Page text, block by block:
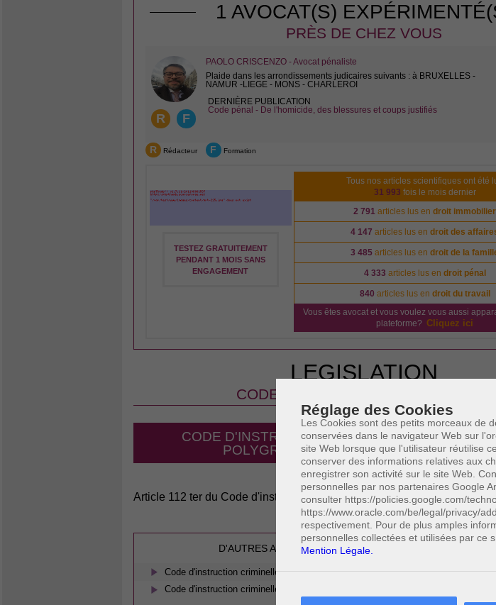
Réglage des Cookies
Les Cookies sont des petits morceaux de
conservées dans le navigateur Web sur
site Web lorsque que l'utilisateur réutilise
conserver des informations relatives aux
enregistrer son activité sur le site Web.
personnelles par nos partenaires Google
consulter https://policies.google.com/
https://www.oracle.com/be/legal/privacy/
respectivement. Pour de plus amples
personnelles collectées et utilisées par ce
Mention Légale.
1 AVOCAT(S)
PRÈS DE CHEZ VOUS
R F
PAOLO CRISCENZO - Avocat pénaliste
Plaide dans les arrondissements judicaires suivants : à BRUXELLES -
NAMUR -LIEGE - MONS - CHARLEROI
DERNIÈRE PUBLICATION
Code pénal - De l'homicide, des blessures et coups justifiés
R Rédacteur F Formation
TESTEZ GRATUITEMENT
PENDANT 1 MOIS SANS
ENGAGEMENT
Tous nos articles scientifiques ont été
31 993 fois le mois dernier
2 791 articles lus endroit immobilier
4 147 articles lus endroit des
3 485 articles lus endroit de la
4 333 articles lus en droit pénal
840 articles lus en droit du travail
Vous êtes avocat et vous voulez vous aussi
plateforme? Cliquez ici
LEGISLATION
CODE D'INSTRUCTION CRIMINELLE
CODE D'INSTRUCTION CRIMINELLE -
POLYGRAPHE AU COURS D'UNE
Article 112 ter du Code d'instruction criminelle
D'AUTRES ARTICLES SUSCEPTIBLES DE VOUS
Code d'instruction criminelle - L'utilisation du polygraphe au cours d'une audition
Code d'instruction criminelle - L'information pénale